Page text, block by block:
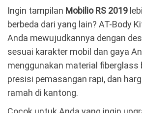
Ingin tampilan Mobilio RS 2019
berbeda dari yang lain? AT-Body
Anda mewujudkannya dengan
sesuai karakter mobil dan gaya
menggunakan material fiberglass
presisi pemasangan rapi, dan
ramah di kantong.